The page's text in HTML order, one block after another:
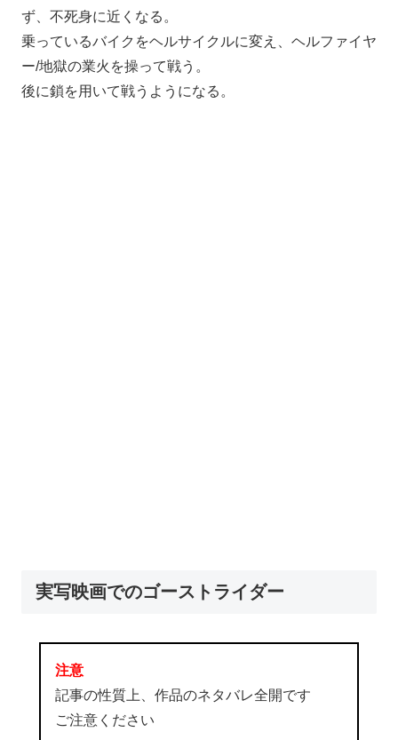
ず、不死身に近くなる。
乗っているバイクをヘルサイクルに変え、ヘルファイヤ
ー/地獄の業火を操って戦う。
後に鎖を用いて戦うようになる。
実写映画でのゴーストライダー
注意
記事の性質上、作品のネタバレ全開です
ご注意ください